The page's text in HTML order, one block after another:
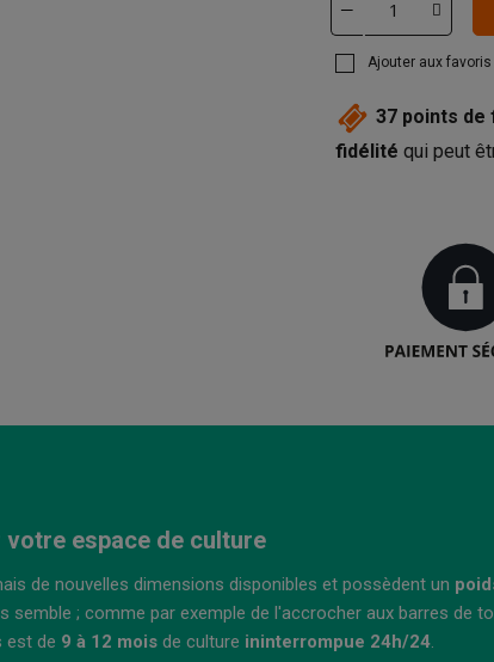
Ajouter aux favoris
37 points de
fidélité qui peut
espace de culture
de nouvelles dimensions disponibles et possèdent un
semble ; comme par exemple de l'accrocher aux barres de
est de 9 à 12 mois de culture ininterrompue 24h/24.